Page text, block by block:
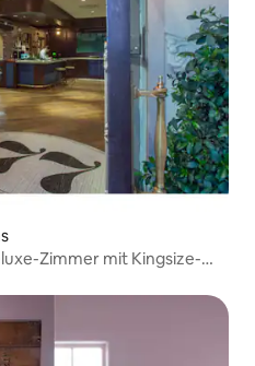
Zimmer mit Kingsize-